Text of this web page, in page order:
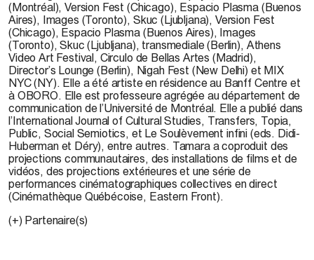
(Montréal), Version Fest (Chicago), Espacio Plasma (Buenos
Aires), Images (Toronto), Skuc (Ljubljana), Version Fest
(Chicago), Espacio Plasma (Buenos Aires), Images
(Toronto), Skuc (Ljubljana), transmediale (Berlin), Athens
Video Art Festival, Circulo de Bellas Artes (Madrid),
Director’s Lounge (Berlin), Nigah Fest (New Delhi) et MIX
NYC (NY). Elle a été artiste en résidence au Banff Centre et
à OBORO. Elle est professeure agrégée au département de
communication de l’Université de Montréal. Elle a publié dans
l’International Journal of Cultural Studies, Transfers, Topia,
Public, Social Semiotics, et Le Soulèvement infini (eds. Didi-
Huberman et Déry), entre autres. Tamara a coproduit des
projections communautaires, des installations de films et de
vidéos, des projections extérieures et une série de
performances cinématographiques collectives en direct
(Cinémathèque Québécoise, Eastern Front).
(+) Partenaire(s)